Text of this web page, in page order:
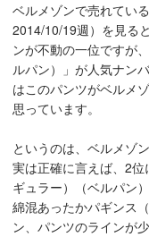
ベルメゾンで売れてい
2014/10/19週）を見る
ンが不動の一位ですが
ルパン）」が人気ナン
はこのパンツがベルメ
思っています。
というのは、ベルメゾ
実は正確に言えば、2
ギュラー）（ベルパン
綿混あったかパギンス
ン、パンツのラインが